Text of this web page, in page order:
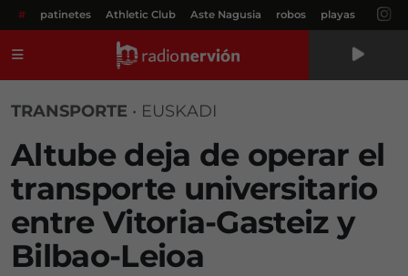
# patinetes Athletic Club Aste Nagusia robos playas
TRANSPORTE • EUSKADI
Altube deja de operar el
transporte universitario
entre Vitoria-Gasteiz y
Bilbao-Leioa